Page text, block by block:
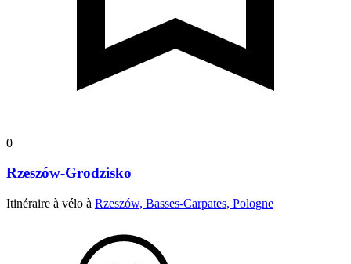
0
Rzeszów-Grodzisko
Itinéraire à vélo à Rzeszów, Basses-Carpates, Pologne